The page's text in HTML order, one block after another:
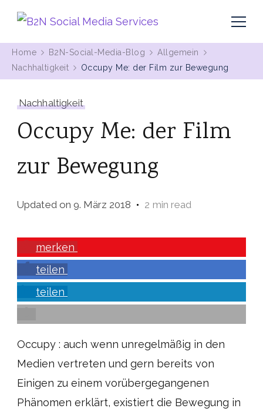
B2N Social Media Services
Home B2N-Social-Media-Blog
Allgemein
Nachhaltigkeit
Occupy Me: der Film zur Bewegung
Nachhaltigkeit
Occupy Me: der Film
zur Bewegung
Updated on 9. März 2018 2 min read
merken
teilen
teilen
Occupy : auch wenn unregelmäßig in den
Medien vertreten und gern bereits von
Einigen zu einem vorübergegangenen
Phänomen erklärt, existiert die Bewegung in